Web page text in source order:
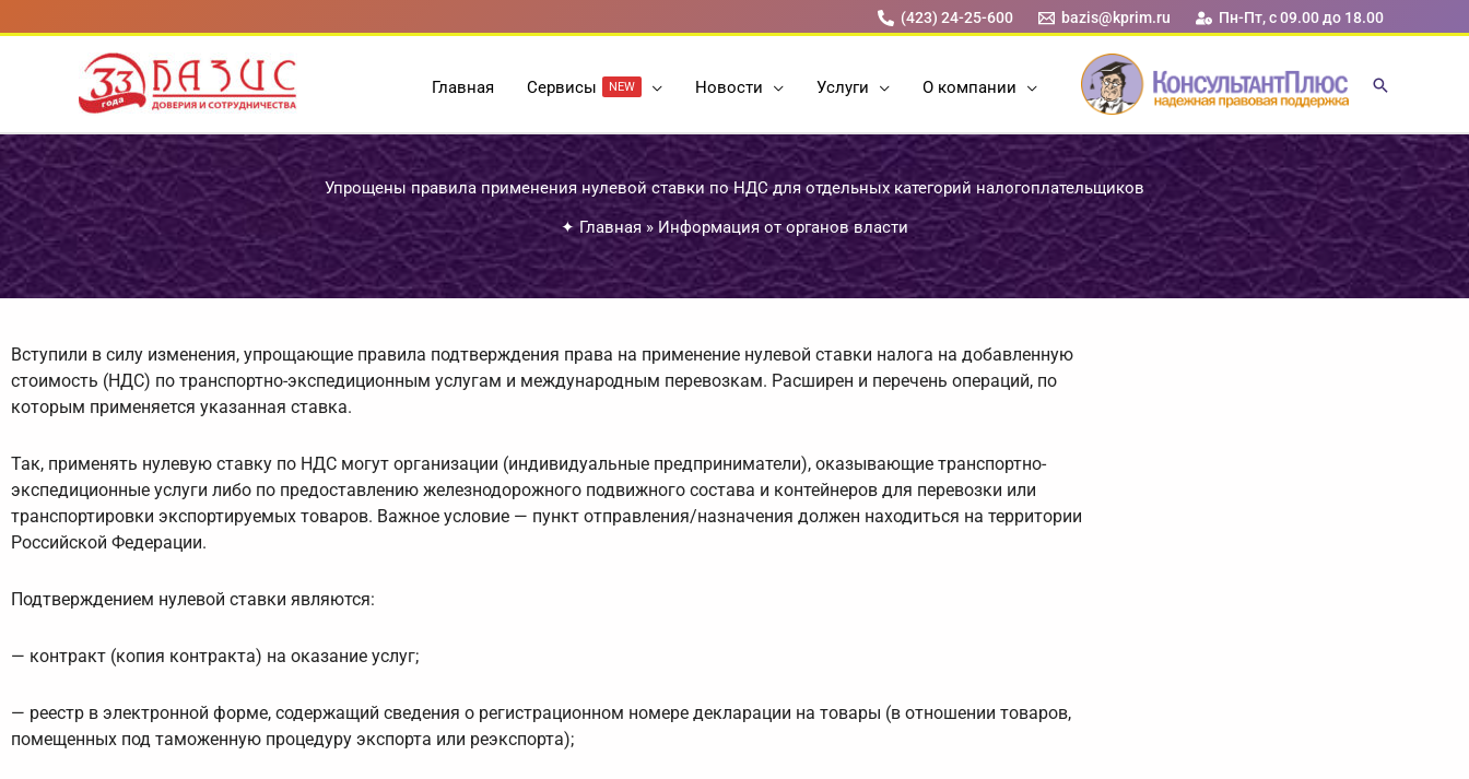
к
содержимому
(423) 24-25-600 bazis@kprim.ru Пн-Пт, с 09.00 до 18.00
Главная Cервисы NEW Новости Услуги О компании
Упрощены правила применения нулевой ставки по НДС для отдельных категорий налогоплательщиков
✦ Главная » Информация от органов власти
Вступили в силу изменения, упрощающие правила подтверждения права на применение нулевой ставки налога на добавленную
стоимость (НДС) по транспортно-экспедиционным услугам и международным перевозкам. Расширен и перечень операций, по
которым применяется указанная ставка.
Так, применять нулевую ставку по НДС могут организации (индивидуальные предприниматели), оказывающие транспортно-
экспедиционные услуги либо по предоставлению железнодорожного подвижного состава и контейнеров для перевозки или
транспортировки экспортируемых товаров. Важное условие — пункт отправления/назначения должен находиться на территории
Российской Федерации.
Подтверждением нулевой ставки являются:
— контракт (копия контракта) на оказание услуг;
— реестр в электронной форме, содержащий сведения о регистрационном номере декларации на товары (в отношении товаров,
помещенных под таможенную процедуру экспорта или реэкспорта);